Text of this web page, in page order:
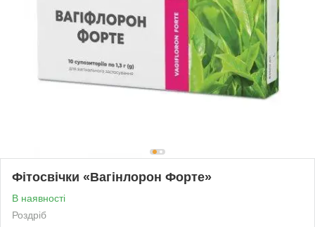
Фітосвічки «Вагінлорон Форте»
В наявності
Роздріб